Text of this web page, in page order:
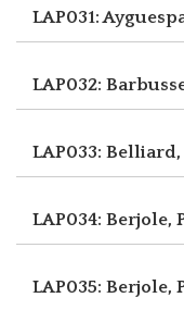
LAP031:
LAP032:
LAP033:
LAP034: Berjole,
LAP035: Berjole,